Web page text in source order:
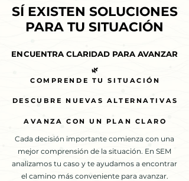
SÍ EXISTEN SOLUCIONES
PARA TU SITUACIÓN
SÍ EXISTEN SOLUCIONES
PARA TU SITUACIÓN
ENCUENTRA CLARIDAD PARA AVANZAR
ENCUENTRA CLARIDAD PARA AVANZAR
🌿
COMPRENDE TU SITUACIÓN
DESCUBRE NUEVAS ALTERNATIVAS
AVANZA CON UN PLAN CLARO
🌿
COMPRENDE TU SITUACIÓN
DESCUBRE NUEVAS ALTERNATIVAS
AVANZA CON UN PLAN CLARO
Cada decisión importante comienza con una
mejor comprensión de la situación. En SEM
analizamos tu caso y te ayudamos a encontrar
el camino más conveniente para avanzar.